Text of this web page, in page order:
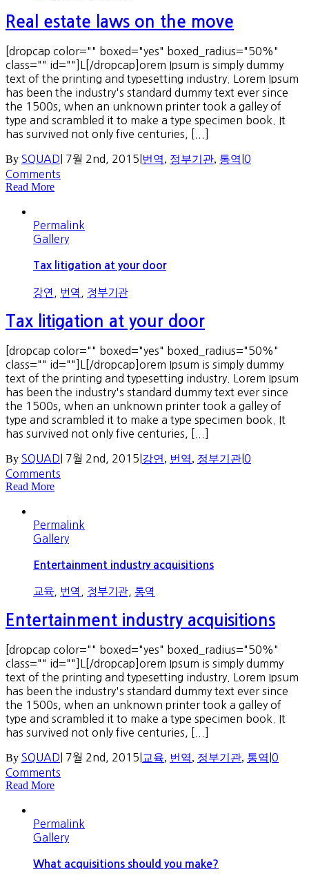
Real estate laws on the move
[dropcap color="" boxed="yes" boxed_radius="50%"
class="" id=""]L[/dropcap]orem Ipsum is simply dummy
text of the printing and typesetting industry. Lorem Ipsum
has been the industry's standard dummy text ever since
the 1500s, when an unknown printer took a galley of
type and scrambled it to make a type specimen book. It
has survived not only five centuries, [...]
By SQUAD 7월 2nd, 2015 번역, 정부기관, 통역 0
Comments
Read More
Permalink
Gallery
Tax litigation at your door
강연 번역 정부기관
Tax litigation at your door
[dropcap color="" boxed="yes" boxed_radius="50%"
class="" id=""]L[/dropcap]orem Ipsum is simply dummy
text of the printing and typesetting industry. Lorem Ipsum
has been the industry's standard dummy text ever since
the 1500s, when an unknown printer took a galley of
type and scrambled it to make a type specimen book. It
has survived not only five centuries, [...]
By SQUAD 7월 2nd, 2015 강연 , 번역, 정부기관 0
Comments
Read More
Permalink
Gallery
Entertainment industry acquisitions
교육 번역 정부기관 통역
Entertainment industry acquisitions
[dropcap color="" boxed="yes" boxed_radius="50%"
class="" id=""]L[/dropcap]orem Ipsum is simply dummy
text of the printing and typesetting industry. Lorem Ipsum
has been the industry's standard dummy text ever since
the 1500s, when an unknown printer took a galley of
type and scrambled it to make a type specimen book. It
has survived not only five centuries, [...]
By SQUAD 7월 2nd, 2015 교육, 번역, 정부기관, 통역 0
Comments
Read More
Permalink
Gallery
What acquisitions should you make?